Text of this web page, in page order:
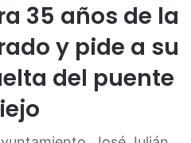
35 años de la
y pide a su
del puente